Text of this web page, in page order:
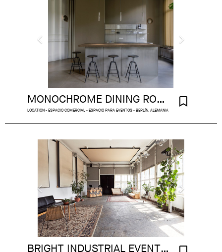
MONOCHROME DINING ROOM BERLIN MITTE
LOCATION - ESPACIO COMERCIAL - ESPACIO PARA EVENTOS - BERLÍN, ALEMANIA
BRIGHT INDUSTRIAL EVENT ROOM WITH RIVER VIEW